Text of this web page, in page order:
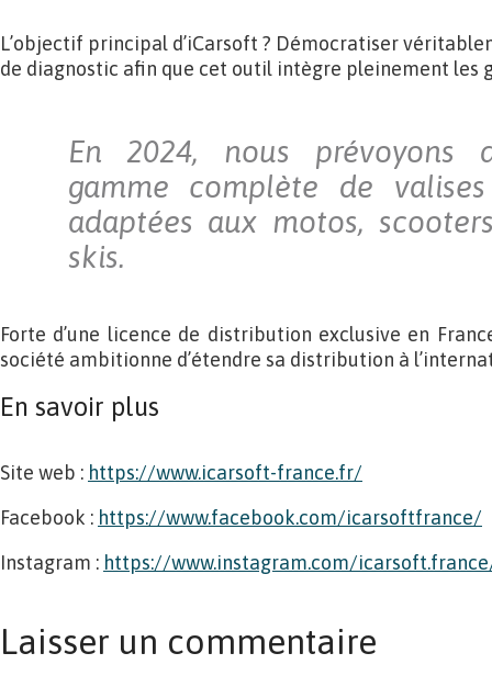
L’objectif principal d’iCarsoft ? Démocratiser
de diagnostic afin que cet outil intègre pleinement les
En 2024, nous prévoyons
gamme complète de
adaptées aux motos,
skis.
Forte d’une licence de distribution exclusive en
société ambitionne d’étendre sa distribution à
En savoir plus
Site web : https://www.icarsoft-france.fr/
Facebook : https://www.facebook.com/icarsoftfrance/
Instagram : https://www.instagram.com/
Laisser un commentaire